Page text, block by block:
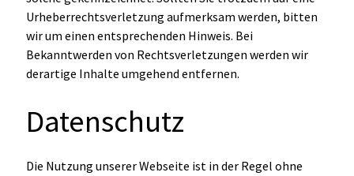
Urheberrechtsverletzung aufmerksam werden, bitten
wir um einen entsprechenden Hinweis. Bei
Bekanntwerden von Rechtsverletzungen werden wir
derartige Inhalte umgehend entfernen.
Datenschutz
Die Nutzung unserer Webseite ist in der Regel ohne